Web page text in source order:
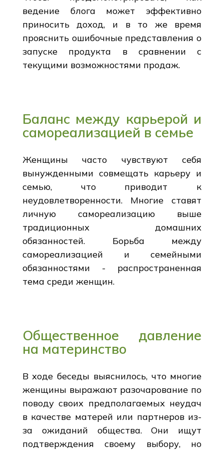
ведение блога может эффективно
приносить доход, и в то же время
прояснить ошибочные представления о
запуске продукта в сравнении с
текущими возможностями продаж.
Баланс между карьерой и
самореализацией в семье
Женщины часто чувствуют себя
вынужденными совмещать карьеру и
семью, что приводит к
неудовлетворенности. Многие ставят
личную самореализацию выше
традиционных домашних
обязанностей. Борьба между
самореализацией и семейными
обязанностями - распространенная
тема среди женщин.
Общественное давление
на материнство
В ходе беседы выяснилось, что многие
женщины выражают разочарование по
поводу своих предполагаемых неудач
в качестве матерей или партнеров из-
за ожиданий общества. Они ищут
подтверждения своему выбору, но